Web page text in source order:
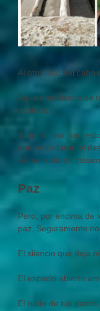
Al otro lado del cabo
Agua embalsada de
desiertas.
Y, por último, los
que recordaran el
Allí se rodaron
Paz
Pero, por encima de
paz. Seguramente
El silencio que deja
El espacio abierto
El ruido de tus pasos